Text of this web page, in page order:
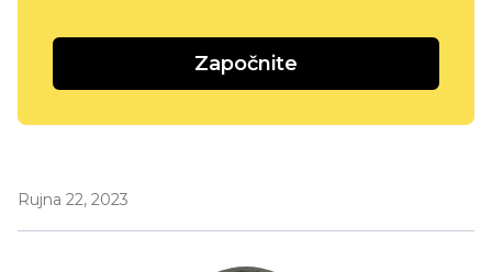
Započnite
Rujna 22, 2023